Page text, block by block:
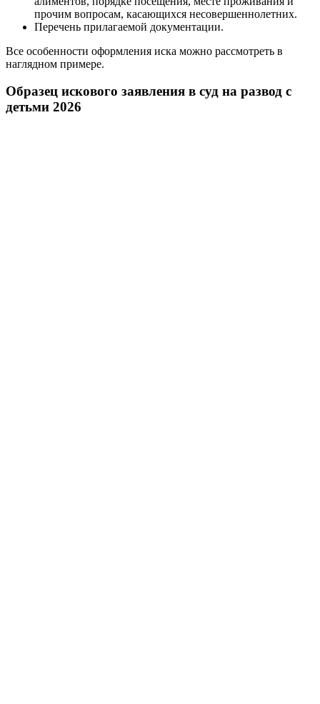
прочим вопросам, касающихся несовершеннолетних.
Перечень прилагаемой документации.
Все особенности оформления иска можно рассмотреть в
наглядном примере.
Образец искового заявления в суд на развод с
детьми 2026